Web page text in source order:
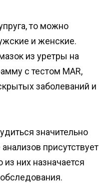
то можно
и женские.
из уретры на
с тестом MAR,
заболеваний и
значительно
присутствует
из них назначается